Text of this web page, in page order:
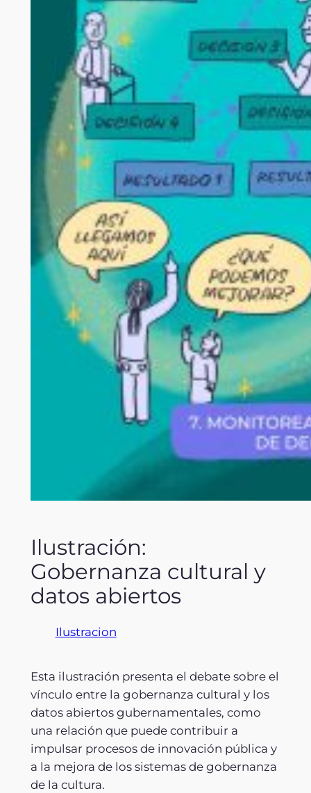
Ilustración:
Gobernanza cultural y
datos abiertos
Ilustracion
Esta ilustración presenta el debate sobre el
vínculo entre la gobernanza cultural y los
datos abiertos gubernamentales, como
una relación que puede contribuir a
impulsar procesos de innovación pública y
a la mejora de los sistemas de gobernanza
de la cultura.